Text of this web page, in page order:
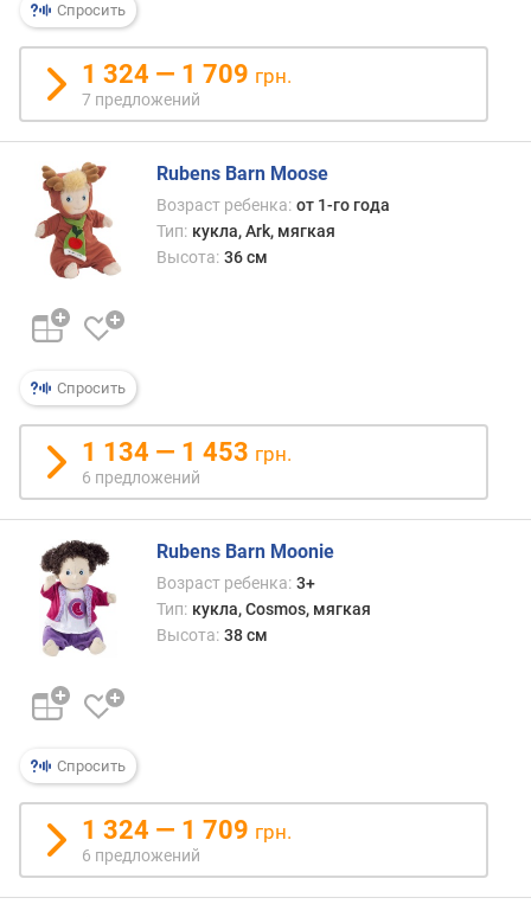
г
и
х
к
д
е
ш
е
в
ы
м
п
о
т
з
ы
в
а
м
п
о
д
а
е
д
б
а
л
н
Спросить
1 324 — 1 709 грн.
7 предложений
Спросить
Rubens Barn Moose
Возраст ребенка: от 1-го года
Тип: кукла, Ark, мягкая
Высота: 36 см
1 134 — 1 453 грн.
6 предложений
Спросить
Rubens Barn Moonie
Возраст ребенка: 3+
Тип: кукла, Cosmos, мягкая
Высота: 38 см
1 324 — 1 709 грн.
6 предложений